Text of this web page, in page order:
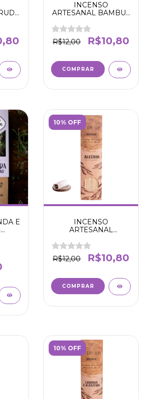
INCENSO
ARTESANAL BAMBU -
SORTE -N' DA LUA
R$12,00
R$10,80
E
10% OFF
INCENSO
ARTESANAL
CRIATIVIDADE E
ATENÇÃO -N' DA LUA
R$12,00 R$10,80
10% OFF